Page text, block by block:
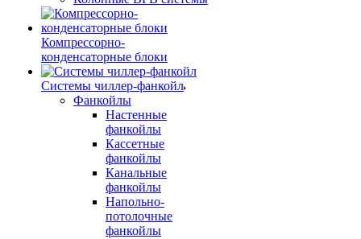
Компрессорно-
конденсаторные блоки
Системы чиллер-фанкойл
Фанкойлы
Настенные
фанкойлы
Кассетные
фанкойлы
Канальные
фанкойлы
Напольно-
потолочные
фанкойлы